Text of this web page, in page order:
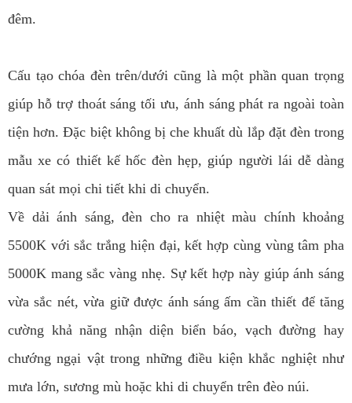
đêm.
Cấu tạo chóa đèn trên/dưới cũng là một phần quan trọng
giúp hỗ trợ thoát sáng tối ưu, ánh sáng phát ra ngoài toàn
tiện hơn. Đặc biệt không bị che khuất dù lắp đặt đèn trong
mẫu xe có thiết kế hốc đèn hẹp, giúp người lái dễ dàng
quan sát mọi chi tiết khi di chuyển.
Về dải ánh sáng, đèn cho ra nhiệt màu chính khoảng
5500K với sắc trắng hiện đại, kết hợp cùng vùng tâm pha
5000K mang sắc vàng nhẹ. Sự kết hợp này giúp ánh sáng
vừa sắc nét, vừa giữ được ánh sáng ấm cần thiết để tăng
cường khả năng nhận diện biển báo, vạch đường hay
chướng ngại vật trong những điều kiện khắc nghiệt như
mưa lớn, sương mù hoặc khi di chuyển trên đèo núi.